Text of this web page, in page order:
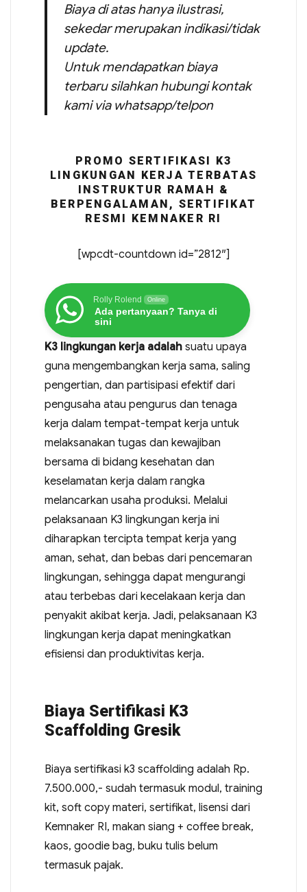
Biaya di atas hanya ilustrasi,
sekedar merupakan indikasi/tidak
update.
Untuk mendapatkan biaya
terbaru silahkan hubungi kontak
kami via whatsapp/telpon
PROMO SERTIFIKASI K3
LINGKUNGAN KERJA TERBATAS
INSTRUKTUR RAMAH &
BERPENGALAMAN, SERTIFIKAT
RESMI KEMNAKER RI
[wpcdt-countdown id=”2812″]
Rolly Rolend Online
Ada pertanyaan? Tanya di
sini
K3 lingkungan kerja adalahsuatu upaya
guna mengembangkan kerja sama, saling
pengertian, dan partisipasi efektif dari
pengusaha atau pengurus dan tenaga
kerja dalam tempat-tempat kerja untuk
melaksanakan tugas dan kewajiban
bersama di bidang kesehatan dan
keselamatan kerja dalam rangka
melancarkan usaha produksi. Melalui
pelaksanaan K3 lingkungan kerja ini
diharapkan tercipta tempat kerja yang
aman, sehat, dan bebas dari pencemaran
lingkungan, sehingga dapat mengurangi
atau terbebas dari kecelakaan kerja dan
penyakit akibat kerja. Jadi, pelaksanaan K3
lingkungan kerja dapat meningkatkan
efisiensi dan produktivitas kerja.
Biaya Sertifikasi K3
Scaffolding Gresik
Biaya sertifikasi k3 scaffolding adalah Rp.
7.500.000,- sudah termasuk modul, training
kit, soft copy materi, sertifikat, lisensi dari
Kemnaker RI, makan siang + coffee break,
kaos, goodie bag, buku tulis belum
termasuk pajak.